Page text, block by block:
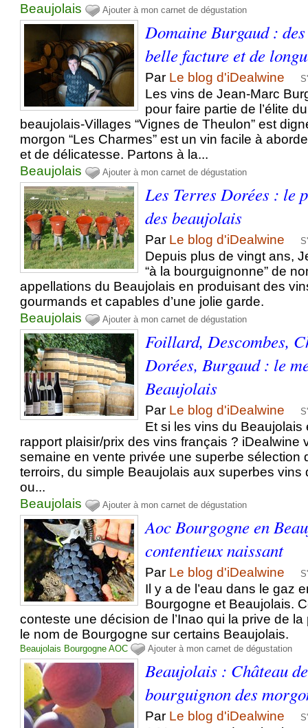
Beaujolais
Ajouter à mon carnet de dégustation
Domaine Burgaud :
belle facture et de
Par Le blog d'iDealwine
Les vins de Jean-Marc
pour faire partie de l’élite
beaujolais-Villages “Vignes de Theulon” est
morgon “Les Charmes” est un vin facile à
et de délicatesse. Partons à la...
Beaujolais
Ajouter à mon carnet de dégustation
Les Terres Dorées : le
des beaujolais
Par Le blog d'iDealwine
Depuis plus de vingt ans,
“à la bourguignonne” de
appellations du Beaujolais en produisant des
gourmands et capables d’une jolie garde.
Beaujolais
Ajouter à mon carnet de dégustation
Foillard, Descombes,
Dorées, Burgaud : le
Beaujolais
Par Le blog d'iDealwine
Et si les vins du Beaujolais
rapport plaisir/prix des vins français ? iDealwine
semaine en vente privée une superbe sélection
terroirs, du simple Beaujolais aux superbes vins
ou...
Beaujolais
Ajouter à mon carnet de dégustation
Aoc Bourgogne en
contentieux naissant
Par Le blog d'iDealwine
Il y a de l’eau dans le gaz
Bourgogne et Beaujolais.
conteste une décision de l’Inao qui la prive de la
le nom de Bourgogne sur certains Beaujolais.
Beaujolais Bourgogne AOC Ajouter à mon carnet de dégustation
Beaujolais : Château
bourguignon des
Par Le blog d'iDealwine